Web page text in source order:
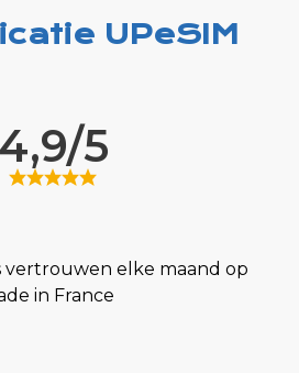
UPeSIM
4,9/5
vertrouwen elke maand op
in France